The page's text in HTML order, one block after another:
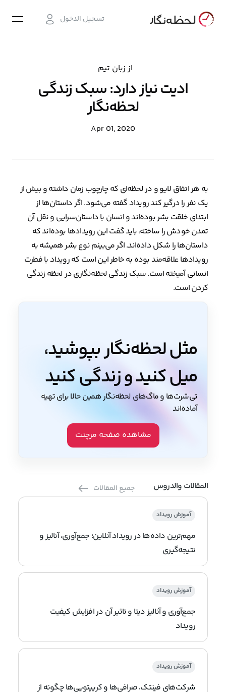
تسجيل الدخول
از زبان تیم
ادیت نیاز دارد: سبک زندگی
لحظه‌نگار
Apr 01, 2020
به هر اتفاق لایو و در لحظه‌ای که چارچوب زمان داشته و بیش از
یک نفر را درگیر کند رویداد گفته می‌شود. اگر داستان‌ها از
ابتدای خلقت بشر بوده‌اند و انسان با داستان‌سرایی و نقل آن
تمدن خودش را ساخته، باید گفت این رویدادها بوده‌اند که
داستان‌ها را شکل داده‌اند. اگر می‌بینم نوع بشر همیشه به
رویدادها علاقه‌مند بوده به خاطر این است که رویداد با فطرت
انسانی آمیخته است. سبک زندگی لحظه‌نگاری در لحظه زندگی
کردن است.
مثل لحظه‌نگار بپوشید،
میل کنید و زندگی کنید
تی‌شرت‌ها و ماگ‌های لحظه‌نگار همین حالا برای تهیه
آماده‌اند
مشاهده صفحه مرچنت
المقالات والدروس جميع المقالات
آموزش رویداد
مهم‌ترین داده‌ها در رویداد آنلاین؛ جمع‌آوری، آنالیز و
نتیجه‌گیری
آموزش رویداد
جمع‌آوری و آنالیز دیتا و تاثیر آن در افزایش کیفیت
رویداد
آموزش رویداد
شرکت‌های فینتک، صرافی‌ها و کریپتویی‌ها چگونه از